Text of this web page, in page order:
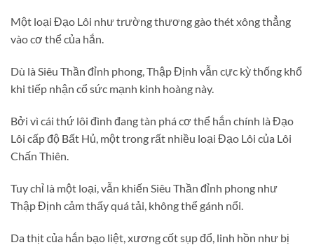
Một loại Đạo Lôi như trường thương gào thét xông thẳng
vào cơ thể của hắn.
Dù là Siêu Thần đỉnh phong, Thập Định vẫn cực kỳ thống khổ
khi tiếp nhận cổ sức mạnh kinh hoàng này.
Bởi vì cái thứ lôi đình đang tàn phá cơ thể hắn chính là Đạo
Lôi cấp độ Bất Hủ, một trong rất nhiều loại Đạo Lôi của Lôi
Chấn Thiên.
Tuy chỉ là một loại, vẫn khiến Siêu Thần đỉnh phong như
Thập Định cảm thấy quá tải, không thể gánh nổi.
Da thịt của hắn bạo liệt, xương cốt sụp đổ, linh hồn như bị